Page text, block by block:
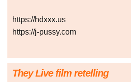
https://hdxxx.us
https://j-pussy.com
They Live film retelling